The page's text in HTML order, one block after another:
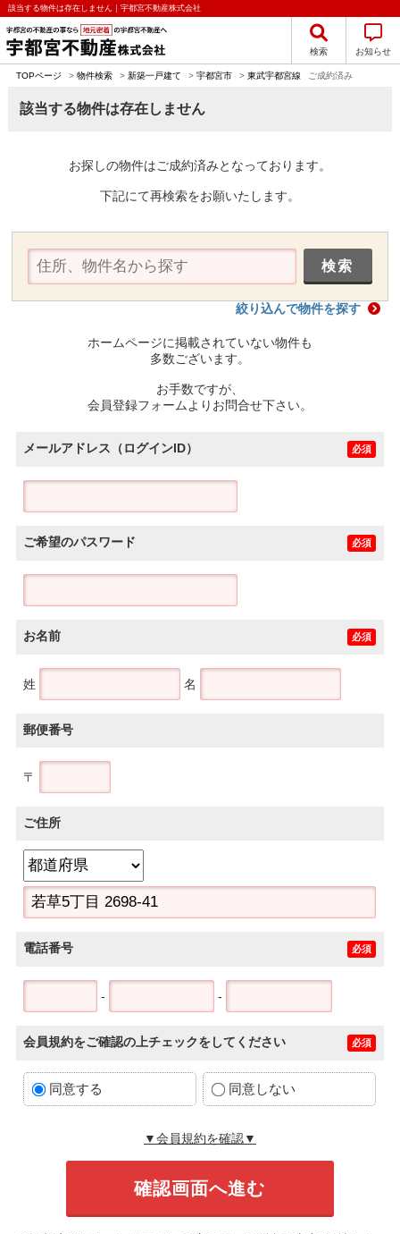
該当する物件は存在しません｜宇都宮不動産株式会社
検索 お知らせ
TOPページ > 物件検索 > 新築一戸建て > 宇都宮市 > 東武宇都宮線 ご成約済み
該当する物件は存在しません
お探しの物件はご成約済みとなっております。
下記にて再検索をお願いたします。
絞り込んで物件を探す
ホームページに掲載されていない物件も
多数ございます。
お手数ですが、
会員登録フォームよりお問合せ下さい。
メールアドレス（ログインID） 必須
ご希望のパスワード 必須
お名前 必須
姓 名
郵便番号
〒
ご住所
電話番号 必須
- -
会員規約をご確認の上チェックをしてください 必須
同意する 同意しない
▼会員規約を確認▼